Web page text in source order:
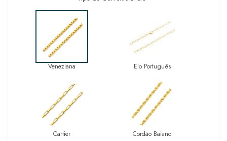
Veneziana Elo Português
Cartier Cordão Baiano